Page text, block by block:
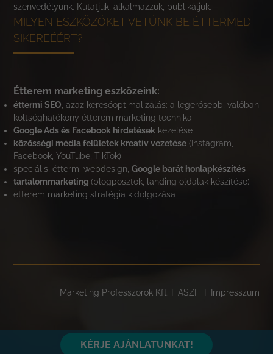
szenvedélyünk. Kutatjuk, alkalmazzuk, publikáljuk.
MILYEN ESZKÖZÖKET VETÜNK BE ÉTTERMED
SIKEREÉÉRT?
Étterem marketing eszközeink:
éttermi SEO, azaz keresőoptimalizálás: a legerősebb, valóban
költséghatékony étterem marketing technika
Google Ads és Facebook hirdetések kezelése
közösségi média felületek kreatív vezetése (Instagram,
Facebook, YouTube, TikTok)
speciális, éttermi webdesign,Google barát honlapkészítés
tartalommarketing(blogposztok, landing oldalak készítése)
étterem marketing stratégia kidolgozása
Marketing Professzorok Kft. I ASZFI Impresszum
KÉRJE AJÁNLATUNKAT!